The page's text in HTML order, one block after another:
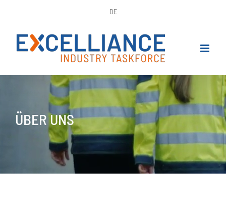
content
DE
ÜBER UNS